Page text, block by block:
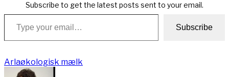
Subscribe to get the latest posts sent to your email.
Type your email…
Subscribe
Arlaøkologisk mælk